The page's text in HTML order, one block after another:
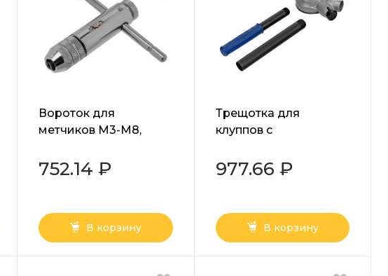
Вороток для
метчиков М3-М8,
трещоткой Matrix
752.14 ₽
В корзину
Трещотка для
клуппов с
977.66 ₽
В корзину